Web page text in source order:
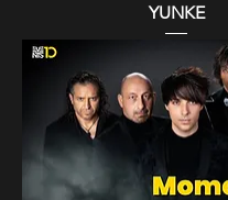
YUNKE